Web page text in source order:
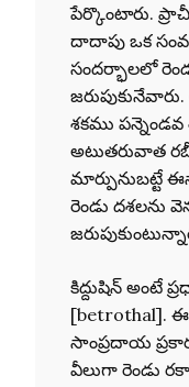
పేర్కొంటారు.
దాదాపు ఒక
సందర్భాలలో
శకము
అటుతరువాత
రెండు దశలను
కిద్దుషిన్ అంటే
[betrothal].
సాంప్రదాయ
వీలుగా రెండు